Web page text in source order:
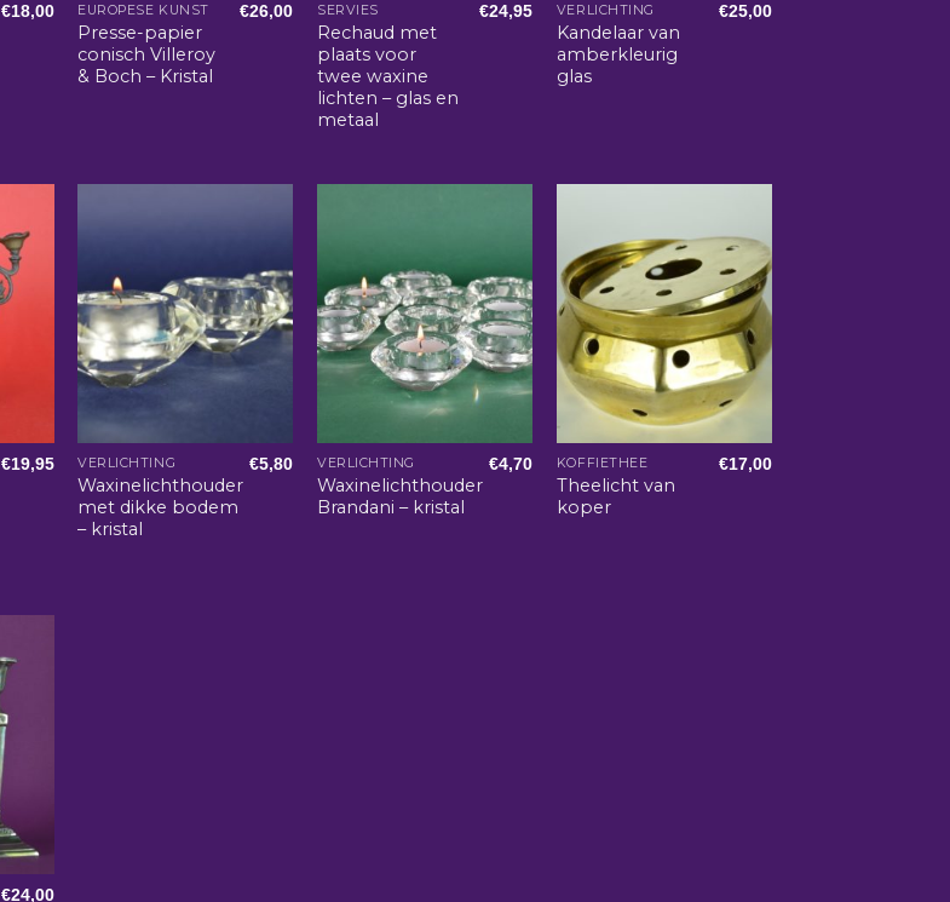
€18,00 EUROPESE KUNST
Presse-papier
conisch Villeroy
& Boch – Kristal
€26,00 SERVIES
Rechaud met
plaats voor
twee waxine
lichten – glas en
metaal
€24,95 VERLICHTING
Kandelaar van
amberkleurig
glas
€25,00
€19,95 VERLICHTING
Waxinelichthouder
met dikke bodem
– kristal
€5,80 VERLICHTING
Waxinelichthouder
Brandani – kristal
€4,70 KOFFIETHEE
Theelicht van
koper
€17,00
€24,00